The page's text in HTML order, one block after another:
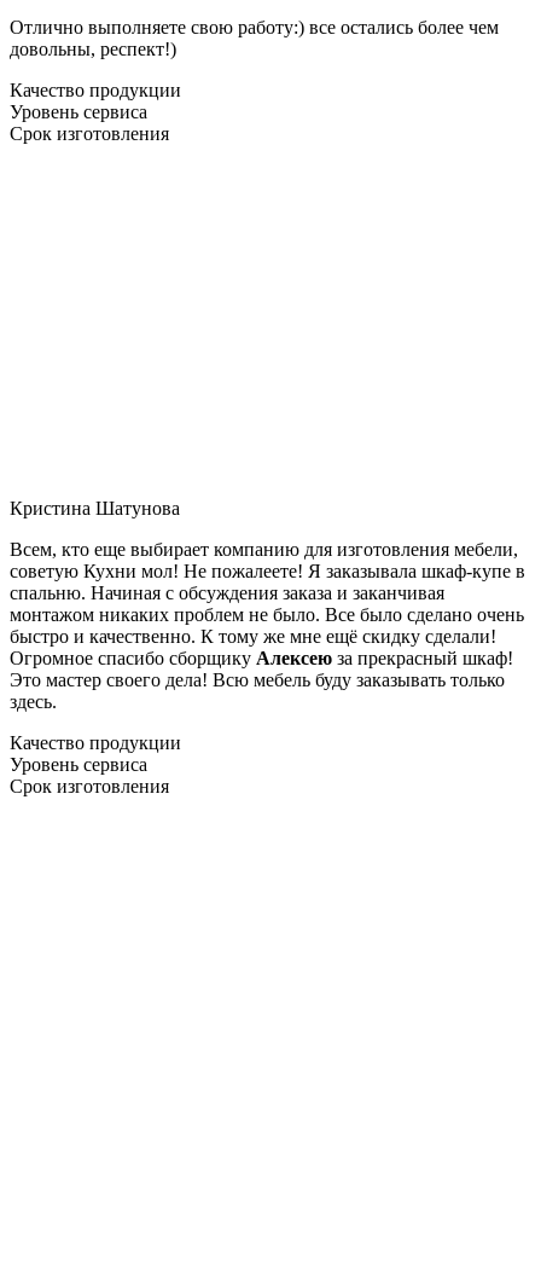
Отлично выполняете свою работу:) все остались более чем
довольны, респект!)
Качество продукции
Уровень сервиса
Срок изготовления
Кристина Шатунова
Всем, кто еще выбирает компанию для изготовления мебели,
советую Кухни мол! Не пожалеете! Я заказывала шкаф-купе в
спальню. Начиная с обсуждения заказа и заканчивая
монтажом никаких проблем не было. Все было сделано очень
быстро и качественно. К тому же мне ещё скидку сделали!
Огромное спасибо сборщику Алексею за прекрасный шкаф!
Это мастер своего дела! Всю мебель буду заказывать только
здесь.
Качество продукции
Уровень сервиса
Срок изготовления